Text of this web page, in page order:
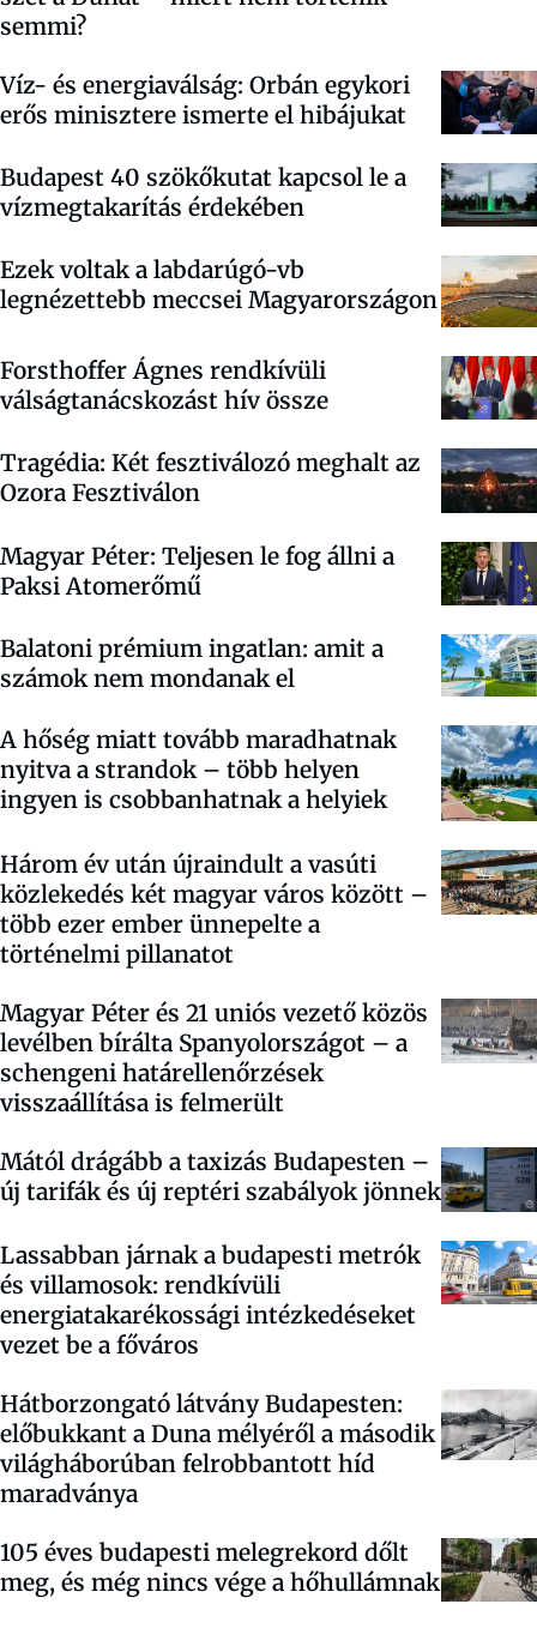
semmi?
Víz- és energiaválság: Orbán egykori
erős minisztere ismerte el hibájukat
Budapest 40 szökőkutat kapcsol le a
vízmegtakarítás érdekében
Ezek voltak a labdarúgó-vb
legnézettebb meccsei Magyarországon
Forsthoffer Ágnes rendkívüli
válságtanácskozást hív össze
Tragédia: Két fesztiválozó meghalt az
Ozora Fesztiválon
Magyar Péter: Teljesen le fog állni a
Paksi Atomerőmű
Balatoni prémium ingatlan: amit a
számok nem mondanak el
A hőség miatt tovább maradhatnak
nyitva a strandok – több helyen
ingyen is csobbanhatnak a helyiek
Három év után újraindult a vasúti
közlekedés két magyar város között –
több ezer ember ünnepelte a
történelmi pillanatot
Magyar Péter és 21 uniós vezető közös
levélben bírálta Spanyolországot – a
schengeni határellenőrzések
visszaállítása is felmerült
Mától drágább a taxizás Budapesten –
új tarifák és új reptéri szabályok jönnek
Lassabban járnak a budapesti metrók
és villamosok: rendkívüli
energiatakarékossági intézkedéseket
vezet be a főváros
Hátborzongató látvány Budapesten:
előbukkant a Duna mélyéről a második
világháborúban felrobbantott híd
maradványa
105 éves budapesti melegrekord dőlt
meg, és még nincs vége a hőhullámnak